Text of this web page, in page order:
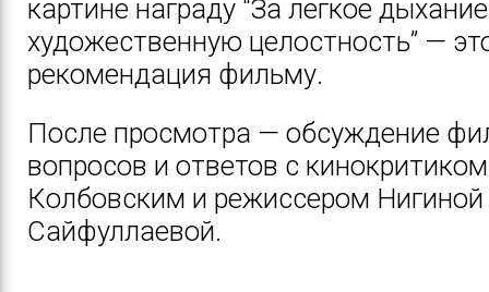
картине награду “За легкое
художественную целостность” —
рекомендация фильму.
После просмотра — обсуждение
вопросов и ответов с
Колбовским и режиссером Нигиной
Сайфуллаевой.